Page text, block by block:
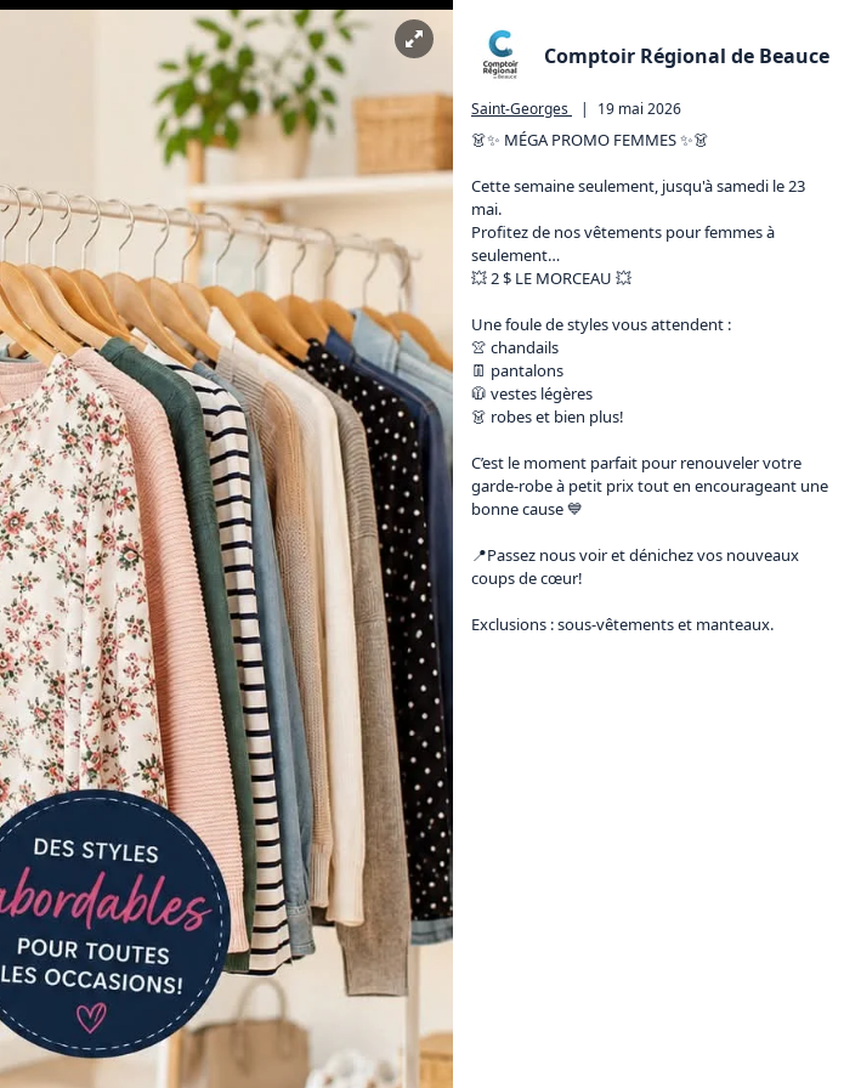
Comptoir Régional de Beauce
Saint-Georges | 19 mai 2026
👗✨ MÉGA PROMO FEMMES ✨👗
Cette semaine seulement, jusqu'à samedi le 23
mai.
Profitez de nos vêtements pour femmes à
seulement…
💥 2 $ LE MORCEAU 💥
Une foule de styles vous attendent :
👚 chandails
👖 pantalons
🧥 vestes légères
👗 robes et bien plus!
C’est le moment parfait pour renouveler votre
garde-robe à petit prix tout en encourageant une
bonne cause 💙
📍Passez nous voir et dénichez vos nouveaux
coups de cœur!
Exclusions : sous-vêtements et manteaux.